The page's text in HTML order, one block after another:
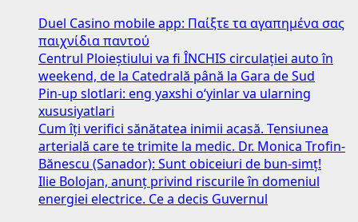
Duel Casino mobile app: Παίξτε τα αγαπημένα σας
παιχνίδια παντού
Centrul Ploieștiului va fi ÎNCHIS circulației auto în
weekend, de la Catedrală până la Gara de Sud
Pin-up slotlari: eng yaxshi o‘yinlar va ularning
xususiyatlari
Cum îți verifici sănătatea inimii acasă. Tensiunea
arterială care te trimite la medic. Dr. Monica Trofin-
Bănescu (Sanador): Sunt obiceiuri de bun-simț!
Ilie Bolojan, anunț privind riscurile în domeniul
energiei electrice. Ce a decis Guvernul